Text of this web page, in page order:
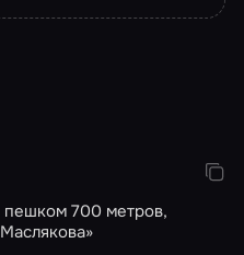
пешком 700 метров,